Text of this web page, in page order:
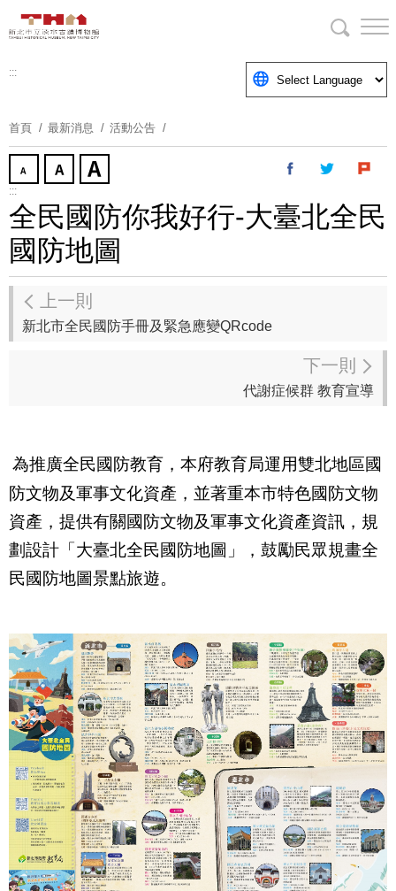
到
要
塊
:::
首頁 最新消息 活動公告
:::
全民國防你我好行-大臺北全民
國防地圖
上一則
新北市全民國防手冊及緊急應變QRcode
下一則
代謝症候群 教育宣導
為推廣全民國防教育，本府教育局運用雙北地區國
防文物及軍事文化資產，並著重本市特色國防文物
資產，提供有關國防文物及軍事文化資產資訊，規
劃設計「大臺北全民國防地圖」，鼓勵民眾規畫全
民國防地圖景點旅遊。